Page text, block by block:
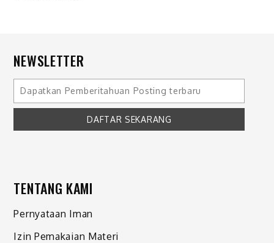
NEWSLETTER
TENTANG KAMI
Pernyataan Iman
Izin Pemakaian Materi